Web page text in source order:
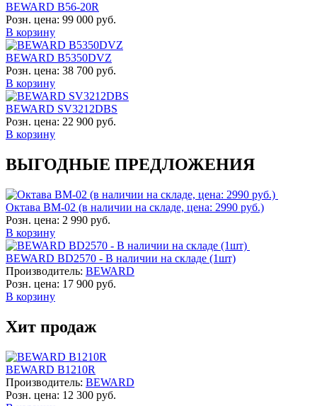
BEWARD B56-20R
Розн. цена: 99 000 руб.
В корзину
BEWARD B5350DVZ
Розн. цена: 38 700 руб.
В корзину
BEWARD SV3212DBS
Розн. цена: 22 900 руб.
В корзину
ВЫГОДНЫЕ ПРЕДЛОЖЕНИЯ
Октава ВМ-02 (в наличии на складе, цена: 2990 руб.)
Розн. цена: 2 990 руб.
В корзину
BEWARD BD2570 - В наличии на складе (1шт)
Производитель: BEWARD
Розн. цена: 17 900 руб.
В корзину
Хит продаж
BEWARD B1210R
Производитель: BEWARD
Розн. цена: 12 300 руб.